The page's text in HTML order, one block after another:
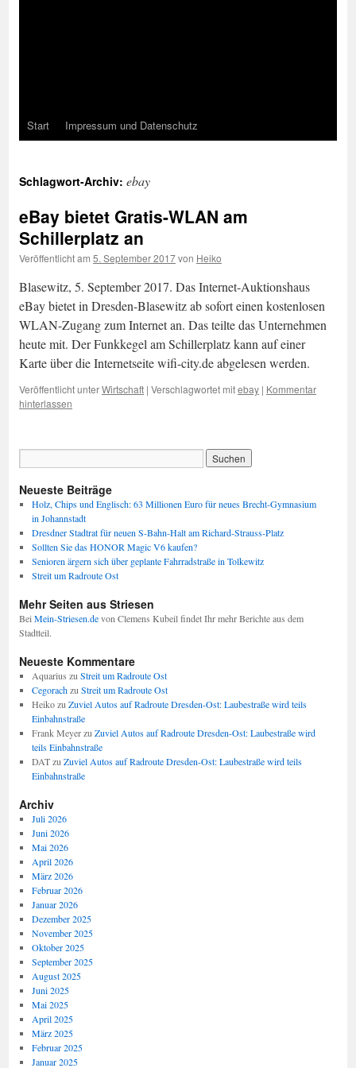
Start Impressum und Datenschutz
Schlagwort-Archiv: ebay
eBay bietet Gratis-WLAN am
Schillerplatz an
Veröffentlicht am 5. September 2017von Heiko
Blasewitz, 5. September 2017. Das Internet-Auktionshaus
eBay bietet in Dresden-Blasewitz ab sofort einen kostenlosen
WLAN-Zugang zum Internet an. Das teilte das Unternehmen
heute mit. Der Funkkegel am Schillerplatz kann auf einer
Karte über die Internetseite wifi-city.de abgelesen werden.
Veröffentlicht unterWirtschaft | Verschlagwortet mitebay | Kommentar
hinterlassen
Neueste Beiträge
Holz, Chips und Englisch: 63 Millionen Euro für neues Brecht-Gymnasium
in Johannstadt
Dresdner Stadtrat für neuen S-Bahn-Halt am Richard-Strauss-Platz
Sollten Sie das HONOR Magic V6 kaufen?
Senioren ärgern sich über geplante Fahrradstraße in Tolkewitz
Streit um Radroute Ost
Mehr Seiten aus Striesen
Bei Mein-Striesen.devon Clemens Kubeil findet Ihr mehr Berichte aus dem
Stadtteil.
Neueste Kommentare
Aquarius zu Streit um Radroute Ost
Cegorachzu Streit um Radroute Ost
Heikozu Zuviel Autos auf Radroute Dresden-Ost: Laubestraße wird teils
Einbahnstraße
Frank Meyerzu Zuviel Autos auf Radroute Dresden-Ost: Laubestraße wird
teils Einbahnstraße
DATzu Zuviel Autos auf Radroute Dresden-Ost: Laubestraße wird teils
Einbahnstraße
Archiv
Juli 2026
Juni 2026
Mai 2026
April 2026
März 2026
Februar 2026
Januar 2026
Dezember 2025
November 2025
Oktober 2025
September 2025
August 2025
Juni 2025
Mai 2025
April 2025
März 2025
Februar 2025
Januar 2025